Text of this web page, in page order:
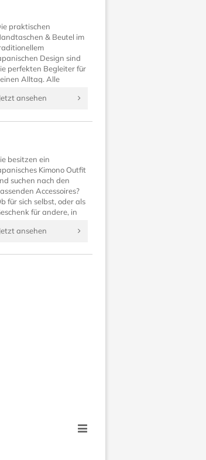
praktischen
& Beutel im
Design sind
perfekten Begleiter für
Alltag. Alle
Jetzt ansehen
besitzen ein
Kimono Outfit
suchen nach den
Accessoires?
für sich selbst, oder als
für andere, in
Geldbörsen,
Anhänger.
Jetzt ansehen